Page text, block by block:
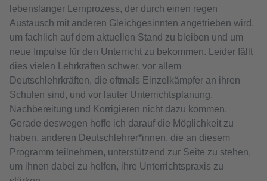
lebenslanger Lernprozess, der durch einen regen
Austausch mit anderen Gleichgesinnten angetrieben wird,
um fachlich auf dem aktuellen Stand zu bleiben und um
neue Impulse für den Unterricht zu bekommen. Leider fällt
dies vielen Lehrkräften schwer, vor allem
Deutschlehrkräften, die oftmals Einzelkämpfer an ihren
Schulen sind, und vor lauter Unterrichtsplanung,
Nachbereitung und Korrigieren nicht dazu kommen.
Gerade deswegen hoffe ich darauf die Möglichkeit zu
haben, anderen Deutschlehrer*innen, die an diesem
Programm teilnehmen, unterstützend zur Seite zu stehen,
um ihnen dabei zu helfen, ihre Unterrichtspraxis zu